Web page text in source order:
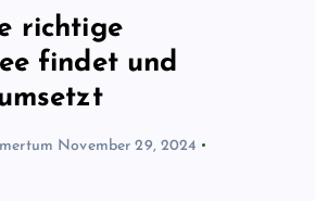
richtige
findet und
November 29, 2024